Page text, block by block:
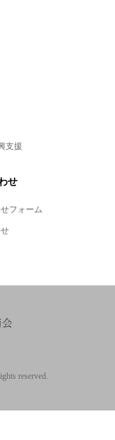
支援
せ
フォーム
reserved.